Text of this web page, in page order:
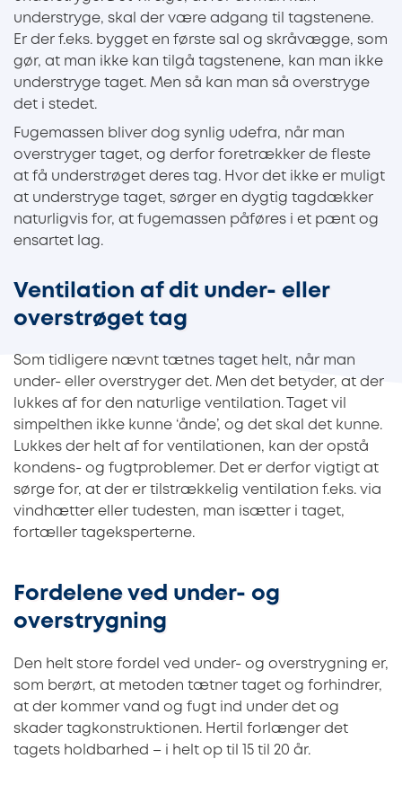
understryge, skal der være adgang til tagstenene.
Er der f.eks. bygget en første sal og skråvægge, som
gør, at man ikke kan tilgå tagstenene, kan man ikke
understryge taget. Men så kan man så overstryge
det i stedet.
Fugemassen bliver dog synlig udefra, når man
overstryger taget, og derfor foretrækker de fleste
at få understrøget deres tag. Hvor det ikke er muligt
at understryge taget, sørger en dygtig tagdækker
naturligvis for, at fugemassen påføres i et pænt og
ensartet lag.
Ventilation af dit under- eller
overstrøget tag
Som tidligere nævnt tætnes taget helt, når man
under- eller overstryger det. Men det betyder, at der
lukkes af for den naturlige ventilation. Taget vil
simpelthen ikke kunne ‘ånde’, og det skal det kunne.
Lukkes der helt af for ventilationen, kan der opstå
kondens- og fugtproblemer. Det er derfor vigtigt at
sørge for, at der er tilstrækkelig ventilation f.eks. via
vindhætter eller tudesten, man isætter i taget,
fortæller tageksperterne.
Fordelene ved under- og
overstrygning
Den helt store fordel ved under- og overstrygning er,
som berørt, at metoden tætner taget og forhindrer,
at der kommer vand og fugt ind under det og
skader tagkonstruktionen. Hertil forlænger det
tagets holdbarhed – i helt op til 15 til 20 år.